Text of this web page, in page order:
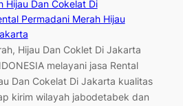
Hijau Dan Cokelat Di
Permadani Merah Hijau
Hijau Dan Coklet Di Jakarta
melayani jasa Rental
Dan Cokelat Di Jakarta kualitas
kirim wilayah jabodetabek dan